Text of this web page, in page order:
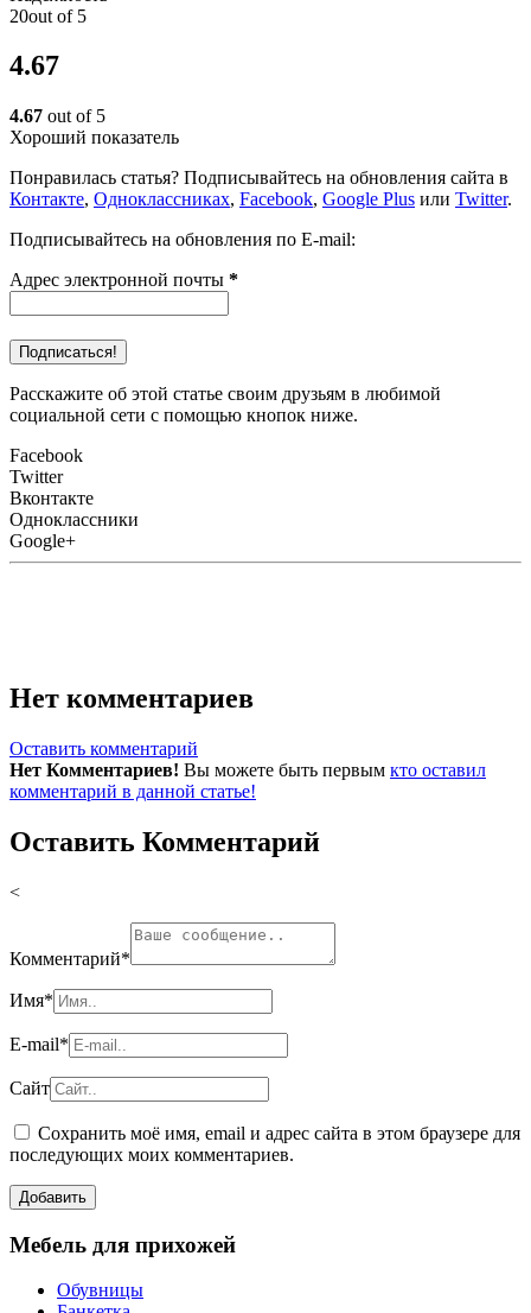
20out of 5
4.67
4.67 out of 5
Хороший показатель
Понравилась статья? Подписывайтесь на обновления сайта в
Контакте, Одноклассниках, Facebook, Google Plus или Twitter.
Подписывайтесь на обновления по E-mail:
Адрес электронной почты *
Расскажите об этой статье своим друзьям в любимой
социальной сети с помощью кнопок ниже.
Facebook
Twitter
Вконтакте
Одноклассники
Google+
Нет комментариев
Оставить комментарий
Нет Комментариев! Вы можете быть первым кто оставил
комментарий в данной статье!
Оставить Комментарий
<
Комментарий*
Имя*
E-mail*
Сайт
Сохранить моё имя, email и адрес сайта в этом браузере для
последующих моих комментариев.
Мебель для прихожей
Обувницы